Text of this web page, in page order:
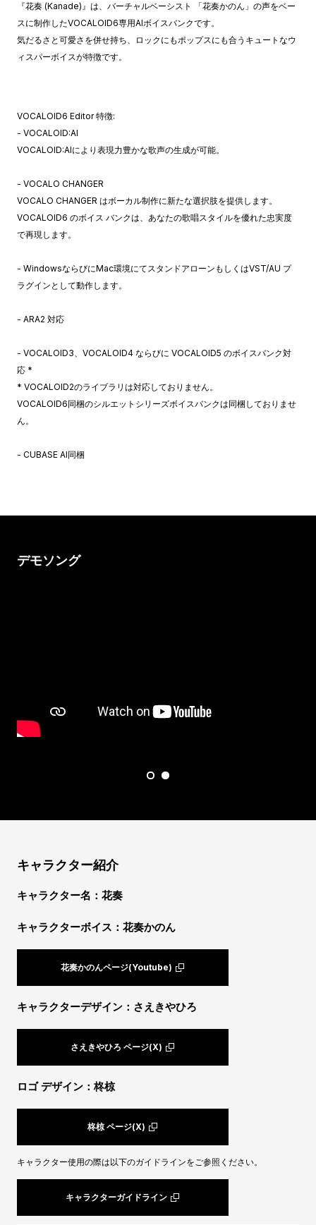
『花奏 (Kanade)』は、バーチャルベーシスト 「花奏かのん」の声をベー
スに制作したVOCALOID6専用AIボイスバンクです。
気だるさと可愛さを併せ持ち、ロックにもポップスにも合うキュートなウ
ィスパーボイスが特徴です。
VOCALOID6 Editor 特徴:
- VOCALOID:AI
VOCALOID:AIにより表現力豊かな歌声の生成が可能。
- VOCALO CHANGER
VOCALO CHANGER はボーカル制作に新たな選択肢を提供します。
VOCALOID6 のボイス バンクは、あなたの歌唱スタイルを優れた忠実度
で再現します。
- WindowsならびにMac環境にてスタンドアローンもしくはVST/AU プ
ラグインとして動作します。
- ARA2 対応
- VOCALOID3、VOCALOID4 ならびに VOCALOID5 のボイスバンク対
応 *
* VOCALOID2のライブラリは対応しておりません。
VOCALOID6同梱のシルエットシリーズボイスバンクは同梱しておりませ
ん。
- CUBASE AI同梱
デモソング
キャラクター紹介
キャラクター名：花奏
キャラクターボイス：花奏かのん
花奏かのんページ(Youtube)
キャラクターデザイン：さえきやひろ
さえきやひろ ページ(X)
ロゴ デザイン：柊椋
柊椋 ページ(X)
キャラクター使用の際は以下のガイドラインをご参照ください。
キャラクターガイドライン